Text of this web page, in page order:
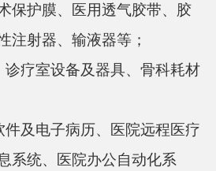
保护膜、医用透气胶带、胶
注射器、输液器等；
诊疗室设备及器具、骨科耗材
件及电子病历、医院远程医疗
系统、医院办公自动化系